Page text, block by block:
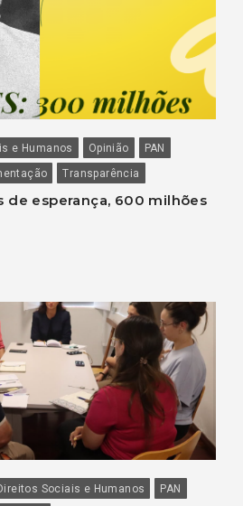
e Humanos Opinião
PAN
Transparência
de esperança, 600 milhões
Sociais e Humanos
PAN